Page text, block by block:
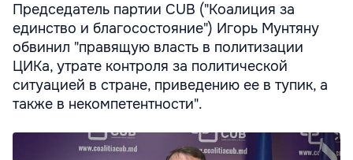
Председатель партии CUB ("Коалиция за
единство и благосостояние") Игорь Мунтяну
обвинил "правящую власть в политизации
ЦИКа, утрате контроля за политической
ситуацией в стране, приведению ее в тупик, а
также в некомпетентности".